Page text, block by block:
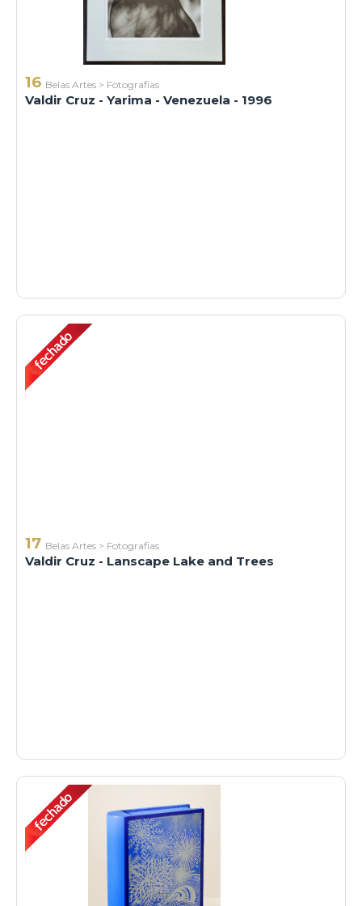
16 Belas Artes > Fotografias
Valdir Cruz - Yarima - Venezuela - 1996
17 Belas Artes > Fotografias
Valdir Cruz - Lanscape Lake and Trees